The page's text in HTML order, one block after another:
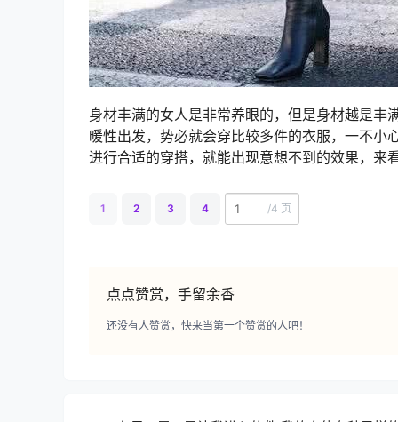
身材丰满的女人是非常养眼的，但是身材越是丰
暖性出发，势必就会穿比较多件的衣服，一不小
进行合适的穿搭，就能出现意想不到的效果，来
1 2 3 4 /4 页
点点赞赏，手留余香
还没有人赞赏，快来当第一个赞赏的人吧！